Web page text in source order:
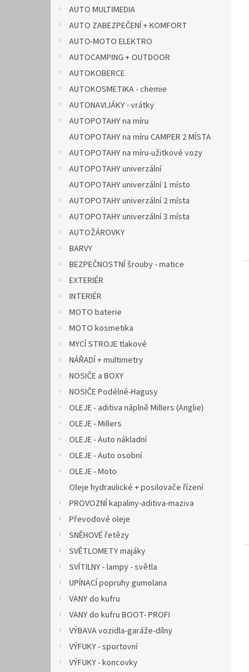
AUTO MULTIMEDIA
AUTO ZABEZPEČENÍ + KOMFORT
AUTO-MOTO ELEKTRO
AUTOCAMPING + OUTDOOR
AUTOKOBERCE
AUTOKOSMETIKA - chemie
AUTONAVIJÁKY - vrátky
AUTOPOTAHY na míru
AUTOPOTAHY na míru CAMPER 2 MÍSTA
AUTOPOTAHY na míru-užitkové vozy
AUTOPOTAHY univerzální
AUTOPOTAHY univerzální 1 místo
AUTOPOTAHY univerzální 2 místa
AUTOPOTAHY univerzální 3 místa
AUTOŽÁROVKY
BARVY
BEZPEČNOSTNÍ šrouby - matice
EXTERIÉR
INTERIÉR
MOTO baterie
MOTO kosmetika
MYCÍ STROJE tlakové
NÁŘADÍ + multimetry
NOSIČE a BOXY
NOSIČE Podélné-Hagusy
OLEJE - aditiva náplně Millers (Anglie)
OLEJE - Millers
OLEJE - Auto nákladní
OLEJE - Auto osobní
OLEJE - Moto
Oleje hydraulické + posilovače řízení
PROVOZNÍ kapaliny-aditiva-maziva
Převodové oleje
SNĚHOVÉ řetězy
SVĚTLOMETY majáky
SVÍTILNY - lampy - světla
UPÍNACÍ popruhy gumolana
VANY do kufru
VANY do kufru BOOT- PROFI
VÝBAVA vozidla-garáže-dílny
VÝFUKY - sportovní
VÝFUKY - koncovky